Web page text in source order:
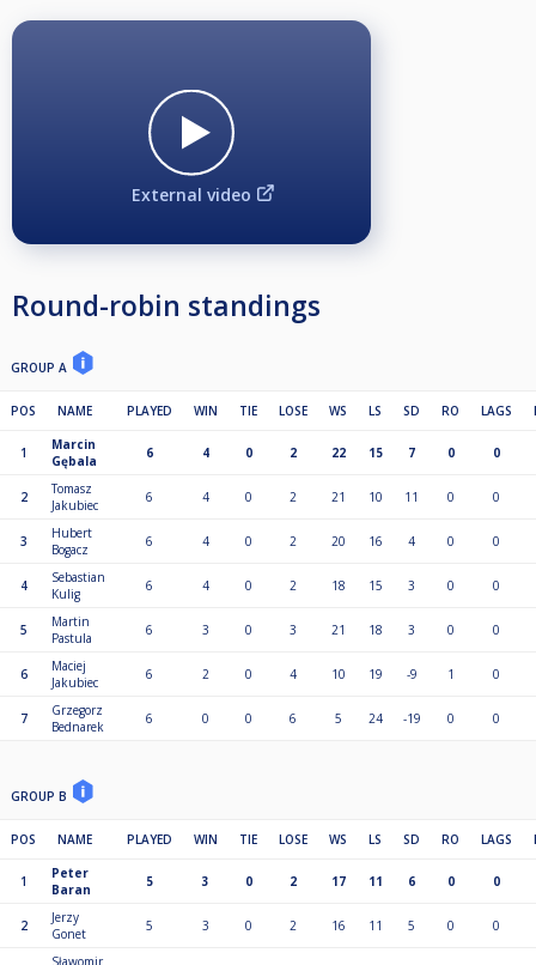
External video
Round-robin standings
GROUP A
POS NAME PLAYED WIN TIE LOSE WS LS SD RO LAGS
1
Marcin
Gębala
6 4 0 2 22 15 7 0 0
2
Tomasz
Jakubiec
6 4 0 2 21 10 11 0 0
3
Hubert
Bogacz
6 4 0 2 20 16 4 0 0
4
Sebastian
Kulig
6 4 0 2 18 15 3 0 0
5
Martin
Pastula
6 3 0 3 21 18 3 0 0
6
Maciej
Jakubiec
6 2 0 4 10 19 -9 1 0
7
Grzegorz
Bednarek
6 0 0 6 5 24 -19 0 0
GROUP B
POS NAME PLAYED WIN TIE LOSE WS LS SD RO LAGS
1
Peter
Baran
5 3 0 2 17 11 6 0 0
2
Jerzy
Gonet
5 3 0 2 16 11 5 0 0